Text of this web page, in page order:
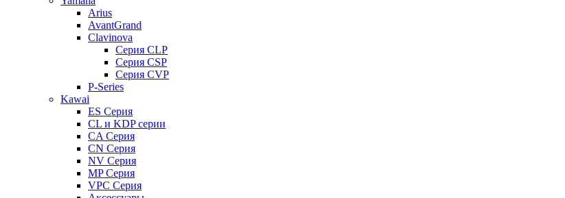
Arius
AvantGrand
Clavinova
Серия CLP
Серия CSP
Серия CVP
P-Series
Kawai
ES Серия
CL и KDP серии
CA Серия
CN Серия
NV Серия
MP Серия
VPC Серия